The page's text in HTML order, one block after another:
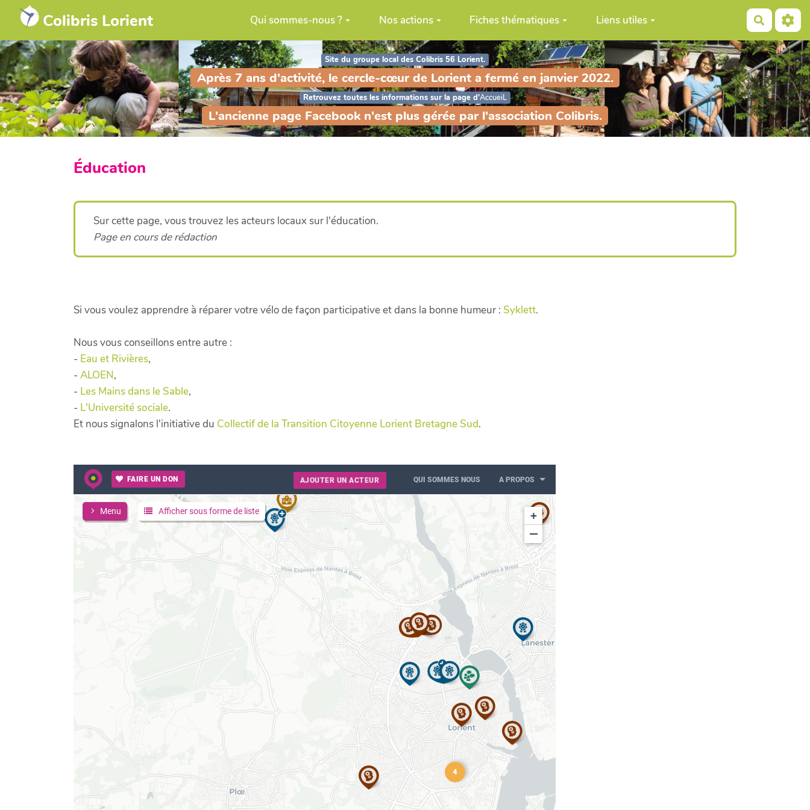
Colibris Lorient Qui sommes-nous ? Nos actions Fiches thématiques Liens utiles
Site du groupe local des Colibris 56 Lorient.
Après 7 ans d'activité, le cercle-cœur de Lorient a fermé en janvier 2022.
Retrouvez toutes les informations sur la page d'AccueiL
L'ancienne page Facebook n'est plus gérée par l'association Colibris.
Éducation
Sur cette page, vous trouvez les acteurs locaux sur l'éducation.
Page en cours de rédaction
Si vous voulez apprendre à réparer votre vélo de façon participative et dans la bonne humeur : Syklett.
Nous vous conseillons entre autre :
- Eau et Rivières,
- ALOEN,
- Les Mains dans le Sable,
- L'Université sociale.
Et nous signalons l'initiative du Collectif de la Transition Citoyenne Lorient Bretagne Sud.